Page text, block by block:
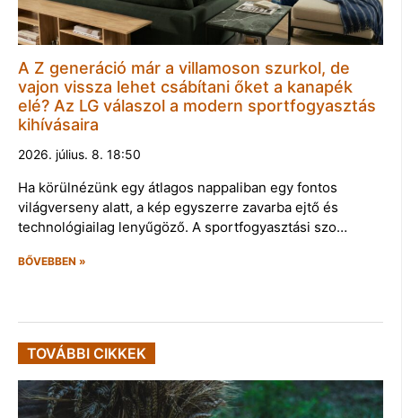
A Z generáció már a villamoson szurkol, de
vajon vissza lehet csábítani őket a kanapék
elé? Az LG válaszol a modern sportfogyasztás
kihívásaira
2026. július. 8. 18:50
Ha körülnézünk egy átlagos nappaliban egy fontos
világverseny alatt, a kép egyszerre zavarba ejtő és
technológiailag lenyűgöző. A sportfogyasztási szo…
BŐVEBBEN »
TOVÁBBI CIKKEK